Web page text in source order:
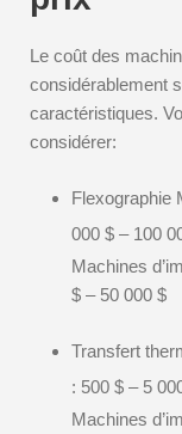
Le coût des
considérablement
caractéristiques.
considérer:
Flexographie
000 $ – 100
Machines
$ – 50 000 $
Transfert
: 500 $ – 5
Machines